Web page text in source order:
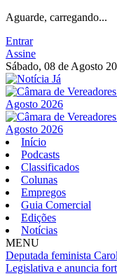
Aguarde, carregando...
Entrar
Assine
Sábado, 08 de Agosto
Início
Podcasts
Classificados
Colunas
Empregos
Guia Comercial
Edições
Notícias
MENU
Deputada feminista
Legislativa e anuncia